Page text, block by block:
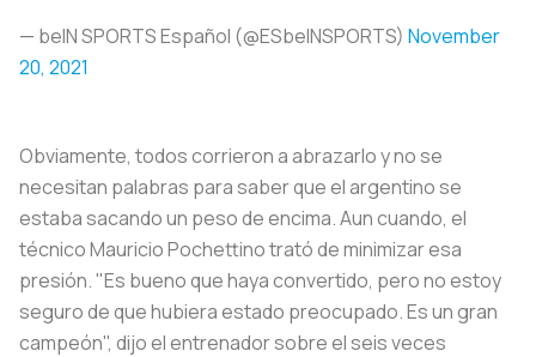
— beIN SPORTS Español (@ESbeINSPORTS) November
20, 2021
Obviamente, todos corrieron a abrazarlo y no se
necesitan palabras para saber que el argentino se
estaba sacando un peso de encima. Aun cuando, el
técnico Mauricio Pochettino trató de minimizar esa
presión. "Es bueno que haya convertido, pero no estoy
seguro de que hubiera estado preocupado. Es un gran
campeón", dijo el entrenador sobre el seis veces